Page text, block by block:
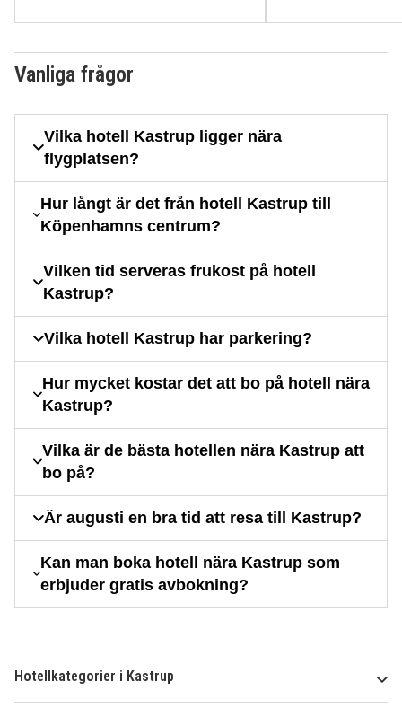
Vanliga frågor
Vilka hotell Kastrup ligger nära
flygplatsen?
Hur långt är det från hotell Kastrup till
Köpenhamns centrum?
Vilken tid serveras frukost på hotell
Kastrup?
Vilka hotell Kastrup har parkering?
Hur mycket kostar det att bo på hotell nära
Kastrup?
Vilka är de bästa hotellen nära Kastrup att
bo på?
Är augusti en bra tid att resa till Kastrup?
Kan man boka hotell nära Kastrup som
erbjuder gratis avbokning?
Hotellkategorier i Kastrup